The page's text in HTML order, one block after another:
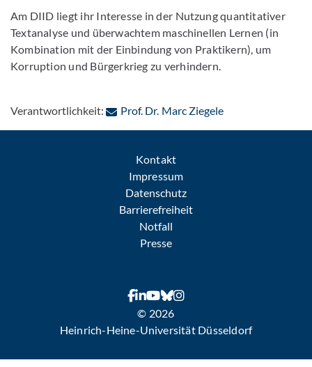
Am DIID liegt ihr Interesse in der Nutzung quantitativer
Textanalyse und überwachtem maschinellen Lernen (in
Kombination mit der Einbindung von Praktikern), um
Korruption und Bürgerkrieg zu verhindern.
Verantwortlichkeit: Prof. Dr. Marc Ziegele: Per E-Mail
Kontakt
Impressum
Datenschutz
Barrierefreiheit
Notfall
Presse
© 2026
Heinrich-Heine-Universität Düsseldorf